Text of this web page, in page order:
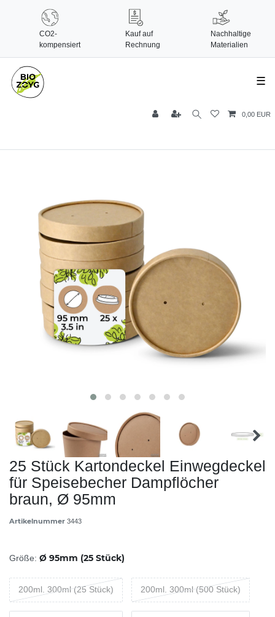
CO2-
kompensiert
Kauf auf
Rechnung
Nachhaltige
Materialien
☰
0,00 EUR
25 Stück Kartondeckel Einwegdeckel
für Speisebecher Dampflöcher
braun, Ø 95mm
Artikelnummer 3443
Größe: Ø 95mm (25 Stück)
200ml. 300ml (25 Stück) 200ml. 300ml (500 Stück)